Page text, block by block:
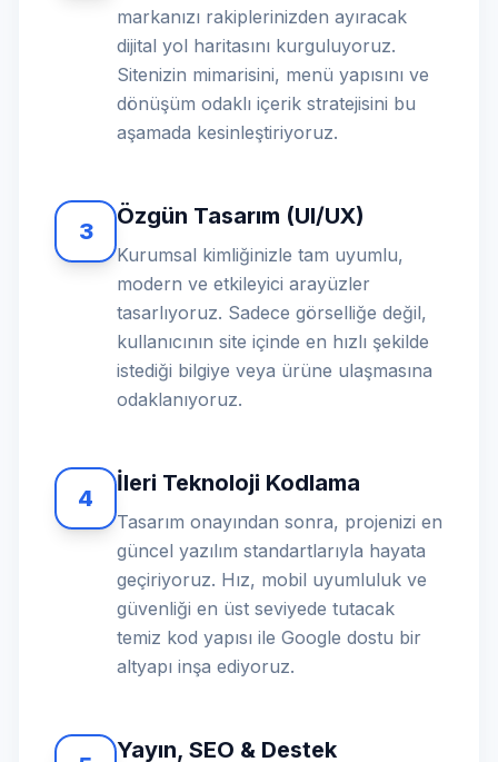
markanızı rakiplerinizden ayıracak
dijital yol haritasını kurguluyoruz.
Sitenizin mimarisini, menü yapısını ve
dönüşüm odaklı içerik stratejisini bu
aşamada kesinleştiriyoruz.
3
Özgün Tasarım (UI/UX)
Kurumsal kimliğinizle tam uyumlu,
modern ve etkileyici arayüzler
tasarlıyoruz. Sadece görselliğe değil,
kullanıcının site içinde en hızlı şekilde
istediği bilgiye veya ürüne ulaşmasına
odaklanıyoruz.
4
İleri Teknoloji Kodlama
Tasarım onayından sonra, projenizi en
güncel yazılım standartlarıyla hayata
geçiriyoruz. Hız, mobil uyumluluk ve
güvenliği en üst seviyede tutacak
temiz kod yapısı ile Google dostu bir
altyapı inşa ediyoruz.
Yayın, SEO & Destek